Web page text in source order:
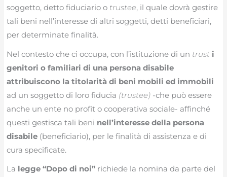
soggetto, detto fiduciario o trustee, il quale dovrà gestire
tali beni nell’interesse di altri soggetti, detti beneficiari,
per determinate finalità.
Nel contesto che ci occupa, con l’istituzione di un trust i
genitori o familiari di una persona disabile
attribuiscono la titolarità di beni mobili ed immobili
ad un soggetto di loro fiducia (trustee) -che può essere
anche un ente no profit o cooperativa sociale- affinché
questi gestisca tali beni nell’interesse della persona
disabile (beneficiario), per le finalità di assistenza e di
cura specificate.
La legge “Dopo di noi” richiede la nomina da parte del